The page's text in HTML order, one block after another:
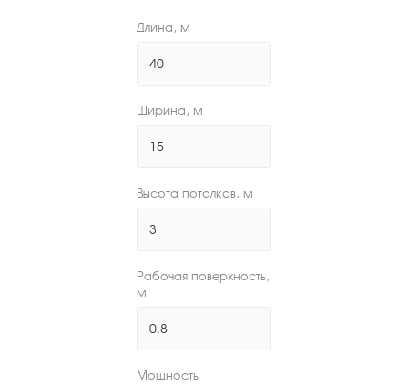
Длина, м
Ширина, м
Высота потолков, м
Рабочая поверхность,
м
Мощность